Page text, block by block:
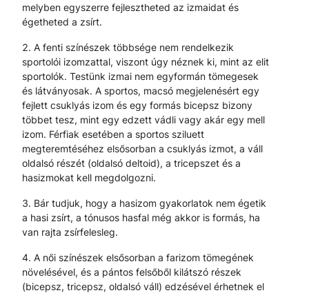
melyben egyszerre fejlesztheted az izmaidat és
égetheted a zsírt.
A fenti színészek többsége nem rendelkezik
sportolói izomzattal, viszont úgy néznek ki, mint az elit
sportolók. Testünk izmai nem egyformán tömegesek
és látványosak. A sportos, macsó megjelenésért egy
fejlett csuklyás izom és egy formás bicepsz bizony
többet tesz, mint egy edzett vádli vagy akár egy mell
izom. Férfiak esetében a sportos sziluett
megteremtéséhez elsősorban a csuklyás izmot, a váll
oldalsó részét (oldalsó deltoid), a tricepszet és a
hasizmokat kell megdolgozni.
Bár tudjuk, hogy a hasizom gyakorlatok nem égetik
a hasi zsírt, a tónusos hasfal még akkor is formás, ha
van rajta zsírfelesleg.
A női színészek elsősorban a farizom tömegének
növelésével, és a pántos felsőből kilátszó részek
(bicepsz, tricepsz, oldalsó váll) edzésével érhetnek el